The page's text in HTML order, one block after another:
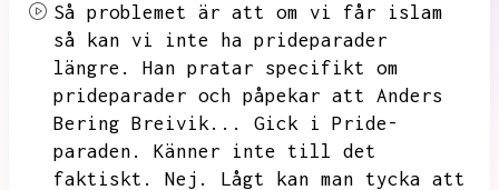
Så problemet är att om vi får islam
så kan vi inte ha prideparader
längre.
Han pratar specifikt om
prideparader och påpekar att Anders
Bering Breivik...
Gick i Pride-
paraden.
Känner inte till det
faktiskt.
Nej.
Lågt kan man tycka att